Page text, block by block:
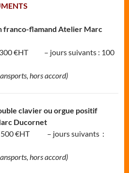
franco-flamand Atelier Marc
300 €HT – jours suivants : 100
hors accord)
clavier ou orgue positif
Ducornet
500 €HT – jours suivants :
hors accord)